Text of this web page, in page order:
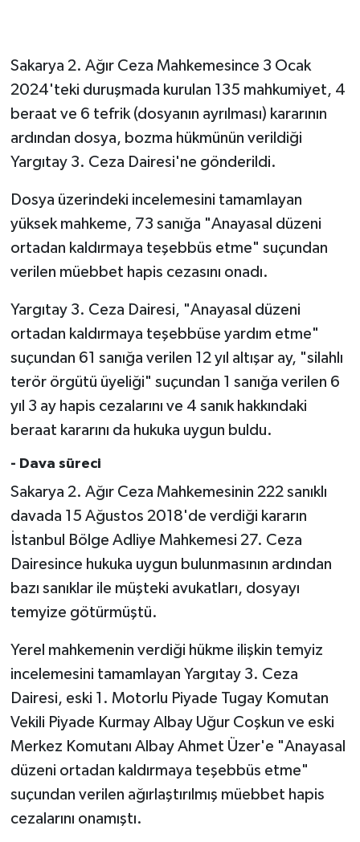
Sakarya 2. Ağır Ceza Mahkemesince 3 Ocak
2024'teki duruşmada kurulan 135 mahkumiyet, 4
beraat ve 6 tefrik (dosyanın ayrılması) kararının
ardından dosya, bozma hükmünün verildiği
Yargıtay 3. Ceza Dairesi'ne gönderildi.
Dosya üzerindeki incelemesini tamamlayan
yüksek mahkeme, 73 sanığa "Anayasal düzeni
ortadan kaldırmaya teşebbüs etme" suçundan
verilen müebbet hapis cezasını onadı.
Yargıtay 3. Ceza Dairesi, "Anayasal düzeni
ortadan kaldırmaya teşebbüse yardım etme"
suçundan 61 sanığa verilen 12 yıl altışar ay, "silahlı
terör örgütü üyeliği" suçundan 1 sanığa verilen 6
yıl 3 ay hapis cezalarını ve 4 sanık hakkındaki
beraat kararını da hukuka uygun buldu.
- Dava süreci
Sakarya 2. Ağır Ceza Mahkemesinin 222 sanıklı
davada 15 Ağustos 2018'de verdiği kararın
İstanbul Bölge Adliye Mahkemesi 27. Ceza
Dairesince hukuka uygun bulunmasının ardından
bazı sanıklar ile müşteki avukatları, dosyayı
temyize götürmüştü.
Yerel mahkemenin verdiği hükme ilişkin temyiz
incelemesini tamamlayan Yargıtay 3. Ceza
Dairesi, eski 1. Motorlu Piyade Tugay Komutan
Vekili Piyade Kurmay Albay Uğur Coşkun ve eski
Merkez Komutanı Albay Ahmet Üzer'e "Anayasal
düzeni ortadan kaldırmaya teşebbüs etme"
suçundan verilen ağırlaştırılmış müebbet hapis
cezalarını onamıştı.